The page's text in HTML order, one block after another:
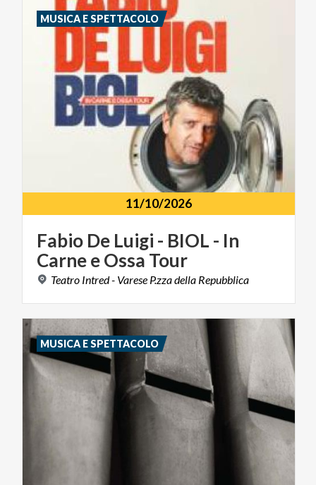
11/10/2026
Fabio De Luigi - BIOL - In
CarneeOssa Tour
Teatro Intred- Varese P.zzadella Repubblica
MUSICA E SPETTACOLO
MUSICA E SPETTACOLO